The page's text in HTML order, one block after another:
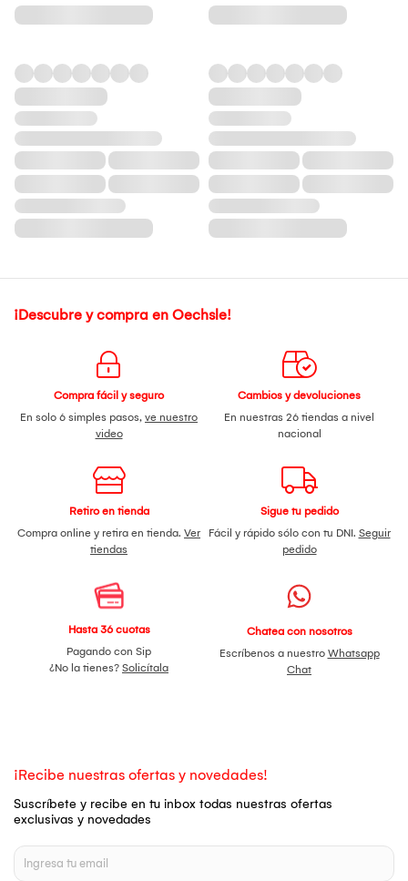
¡Descubre y compra en Oechsle!
Compra fácil y seguro
En solo 6 simples pasos, ve nuestro
video
Cambios y devoluciones
En nuestras 26 tiendas a nivel
nacional
Retiro en tienda
Compra online y retira en tienda. Ver
tiendas
Sigue tu pedido
Fácil y rápido sólo con tu DNI. Seguir
pedido
Hasta 36 cuotas
Pagando con Sip
¿No la tienes? Solicítala
Chatea con nosotros
Escríbenos a nuestro Whatsapp
Chat
¡Recibe nuestras ofertas y novedades!
Suscríbete y recibe en tu inbox todas nuestras ofertas
exclusivas y novedades